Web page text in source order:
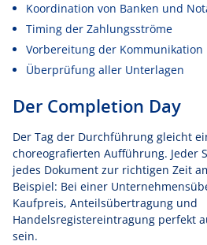
Koordination von Banken und
Timing der Zahlungsströme
Vorbereitung der Kommunikation
Überprüfung aller Unterlagen
Der Completion Day
Der Tag der Durchführung gleicht
choreografierten Aufführung. Jeder
jedes Dokument zur richtigen Zeit
Beispiel: Bei einer
Kaufpreis, Anteilsübertragung und
Handelsregistereintragung perfekt
sein.